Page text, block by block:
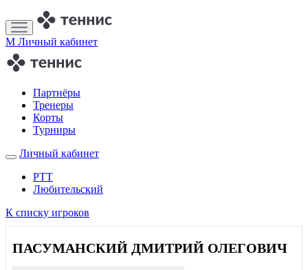
M Личный кабинет
Партнёры
Тренеры
Корты
Турниры
Личный кабинет
РТТ
Любительский
К списку игроков
ПАСУМАНСКИЙ ДМИТРИЙ ОЛЕГОВИЧ